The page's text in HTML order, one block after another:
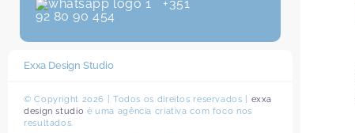
+351
92 80 90 454
Exxa Design Studio
© Copyright 2026 | Todos os direitos reservados | exxa
design studio é uma agência criativa com foco nos
resultados.